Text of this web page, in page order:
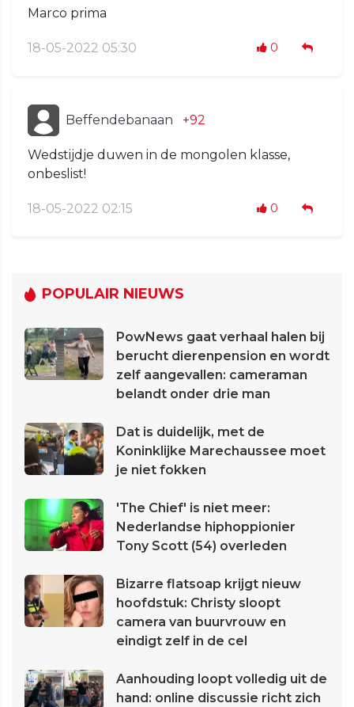
Marco prima
18-05-2022 05:30 0
Beffendebanaan +92
Wedstijdje duwen in de mongolen klasse,
onbeslist!
18-05-2022 02:15 0
POPULAIR NIEUWS
PowNews gaat verhaal halen bij
berucht dierenpension en wordt
zelf aangevallen: cameraman
belandt onder drie man
Dat is duidelijk, met de
Koninklijke Marechaussee moet
je niet fokken
'The Chief' is niet meer:
Nederlandse hiphoppionier
Tony Scott (54) overleden
Bizarre flatsoap krijgt nieuw
hoofdstuk: Christy sloopt
camera van buurvrouw en
eindigt zelf in de cel
Aanhouding loopt volledig uit de
hand: online discussie richt zich